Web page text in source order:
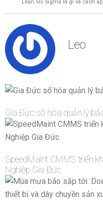
Leo
Gia Đức số hóa quản lý
SpeedMaint CMMS triển
Nghiệp Gia Đức